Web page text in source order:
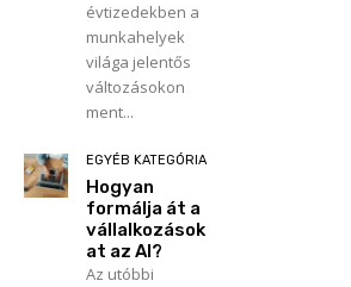
évtizedekben a
munkahelyek
világa jelentős
változásokon
ment...
EGYÉB KATEGÓRIA
Hogyan
formálja át a
vállalkozások
at az AI?
Az utóbbi